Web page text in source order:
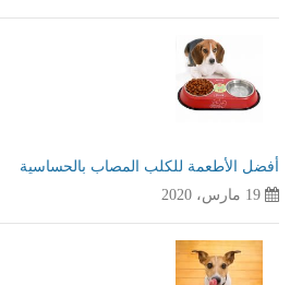
أفضل الأطعمة للكلب المصاب بالحساسية
19 مارس، 2020